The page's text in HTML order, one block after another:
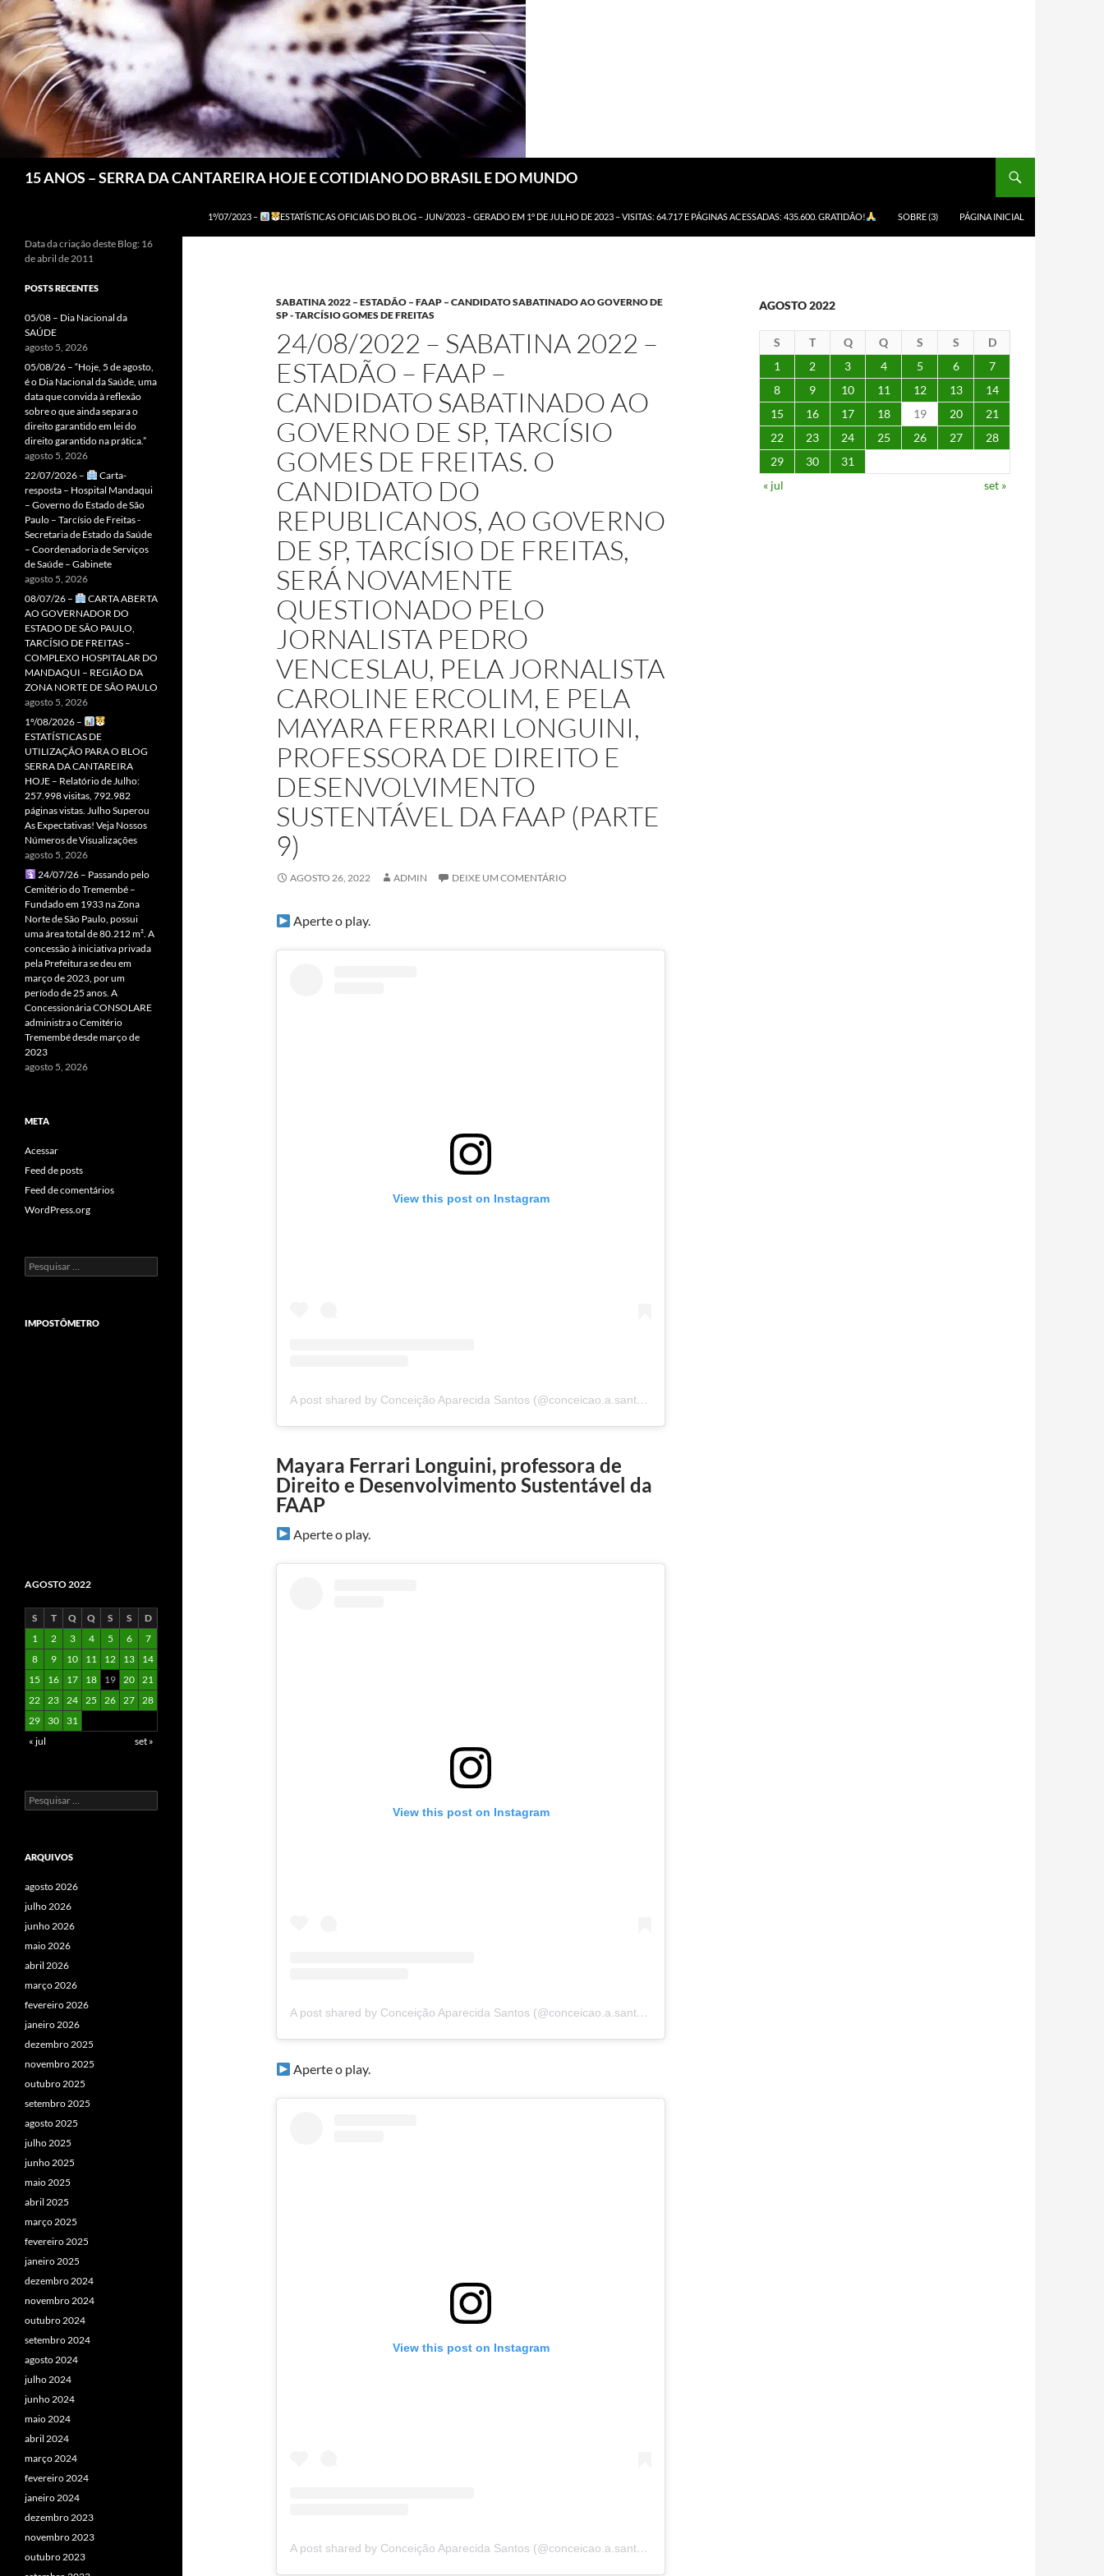
15 ANOS – SERRA DA CANTAREIRA HOJE E COTIDIANO DO BRASIL E DO MUNDO
1º/07/2023 – ESTATÍSTICAS OFICIAIS DO BLOG – JUN/2023 – GERADO EM 1º DE JULHO DE 2023 – VISITAS: 64.717 E PÁGINAS ACESSADAS: 435.600. GRATIDÃO! SOBRE (3) PÁGINA INICIAL
SABATINA 2022 – ESTADÃO – FAAP – CANDIDATO SABATINADO AO GOVERNO DE
SP - TARCÍSIO GOMES DE FREITAS
24/08/2022 – SABATINA 2022 –
ESTADÃO – FAAP –
CANDIDATO SABATINADO AO
GOVERNO DE SP, TARCÍSIO
GOMES DE FREITAS. O
CANDIDATO DO
REPUBLICANOS, AO GOVERNO
DE SP, TARCÍSIO DE FREITAS,
SERÁ NOVAMENTE
QUESTIONADO PELO
JORNALISTA PEDRO
VENCESLAU, PELA JORNALISTA
CAROLINE ERCOLIM, E PELA
MAYARA FERRARI LONGUINI,
PROFESSORA DE DIREITO E
DESENVOLVIMENTO
SUSTENTÁVEL DA FAAP (PARTE
9)
AGOSTO 26, 2022 ADMIN DEIXE UM COMENTÁRIO
Aperte o play.
View this post on Instagram
A post shared by Conceição Aparecida Santos (@conceicao.a.santos)
Mayara Ferrari Longuini, professora de
Direito e Desenvolvimento Sustentável da
FAAP
Aperte o play.
View this post on Instagram
A post shared by Conceição Aparecida Santos (@conceicao.a.santos)
Aperte o play.
View this post on Instagram
A post shared by Conceição Aparecida Santos (@conceicao.a.santos)
AGOSTO 2022
S T Q Q S S
D
1
2 3 4 5 6
7
8
9 10 11 12 13
14
15
16 17 18 19 20
21
22
23 24 25 26 27
28
29
30
31
« jul
set »
Data da criação deste Blog: 16
de abril de 2011
POSTS RECENTES
05/08 – Dia Nacional da
SAÚDE
agosto 5, 2026
05/08/26 – “Hoje, 5 de agosto,
é o Dia Nacional da Saúde, uma
data que convida à reflexão
sobre o que ainda separa o
direito garantido em lei do
direito garantido na prática.”
agosto 5, 2026
22/07/2026 –
Carta-
resposta – Hospital Mandaqui
– Governo do Estado de São
Paulo – Tarcísio de Freitas -
Secretaria de Estado da Saúde
– Coordenadoria de Serviços
de Saúde – Gabinete
agosto 5, 2026
08/07/26 –
CARTA ABERTA
AO GOVERNADOR DO
ESTADO DE SÃO PAULO,
TARCÍSIO DE FREITAS –
COMPLEXO HOSPITALAR DO
MANDAQUI – REGIÃO DA
ZONA NORTE DE SÃO PAULO
agosto 5, 2026
1º/08/2026 –
ESTATÍSTICAS DE
UTILIZAÇÃO PARA O BLOG
SERRA DA CANTAREIRA
HOJE – Relatório de Julho:
257.998 visitas, 792.982
páginas vistas. Julho Superou
As Expectativas! Veja Nossos
Números de Visualizações
agosto 5, 2026
24/07/26 – Passando pelo
Cemitério do Tremembé –
Fundado em 1933 na Zona
Norte de São Paulo, possui
uma área total de 80.212 m². A
concessão à iniciativa privada
pela Prefeitura se deu em
março de 2023, por um
período de 25 anos. A
Concessionária CONSOLARE
administra o Cemitério
Tremembé desde março de
2023
agosto 5, 2026
META
Acessar
Feed de posts
Feed de comentários
WordPress.org
Pesquisar
por:
IMPOSTÔMETRO
AGOSTO 2022
S T Q Q S S
D
1
2 3 4 5 6
7
8
9 10 11 12 13
14
15
16 17 18 19 20 21
22 23 24 25 26 27 28
29
30
31
« jul
set »
Pesquisar
por:
ARQUIVOS
agosto 2026
julho 2026
junho 2026
maio 2026
abril 2026
março 2026
fevereiro 2026
janeiro 2026
dezembro 2025
novembro 2025
outubro 2025
setembro 2025
agosto 2025
julho 2025
junho 2025
maio 2025
abril 2025
março 2025
fevereiro 2025
janeiro 2025
dezembro 2024
novembro 2024
outubro 2024
setembro 2024
agosto 2024
julho 2024
junho 2024
maio 2024
abril 2024
março 2024
fevereiro 2024
janeiro 2024
dezembro 2023
novembro 2023
outubro 2023